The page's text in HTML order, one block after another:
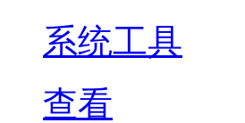
系统工具
查看